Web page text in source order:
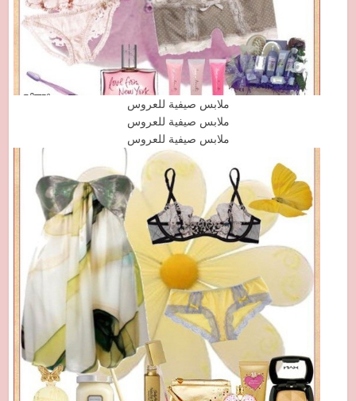
ملابس صيفية للعروس
ملابس صيفية للعروس
ملابس صيفية للعروس